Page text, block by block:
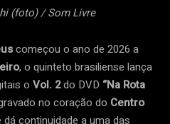
(foto) / Som Livre
começou o ano de 2026 a
, o quinteto brasiliense lança
o Vol. 2do DVD “Na Rota
no coração do Centro
dá continuidade a uma das